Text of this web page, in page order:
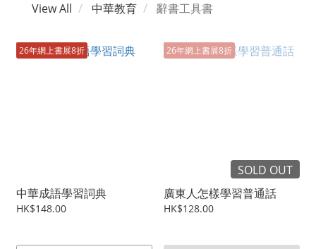
View All 中華教育 辭書工具書
26年網上書展8折
中華成語學習詞典
HK$148.00
26年網上書展8折
SOLD OUT
廣東人怎樣學習普通話
HK$128.00